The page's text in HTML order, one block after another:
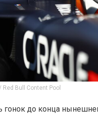
Bull Content Pool
гонок до конца